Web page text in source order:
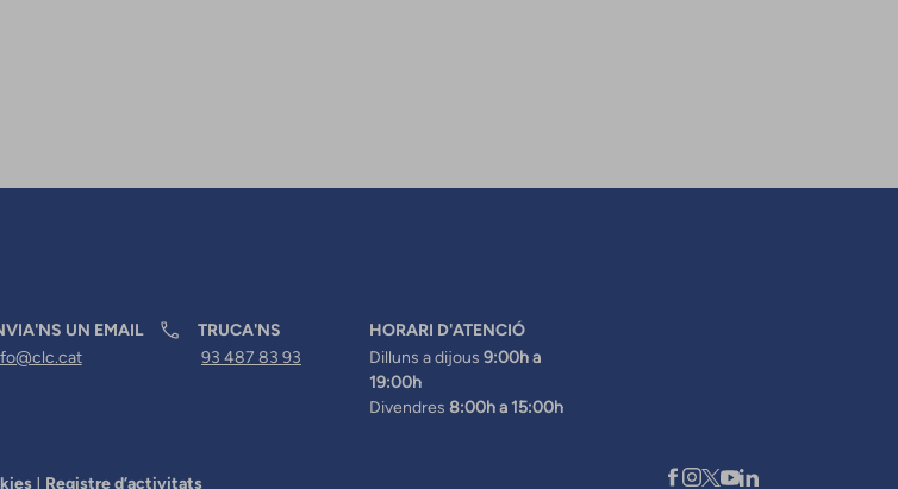
UN EMAIL
TRUCA'NS
93 487 83 93
HORARI D'ATENCIÓ
Dilluns a dijous 9:00h a
19:00h
Divendres 8:00h a 15:00h
Registre d’activitats